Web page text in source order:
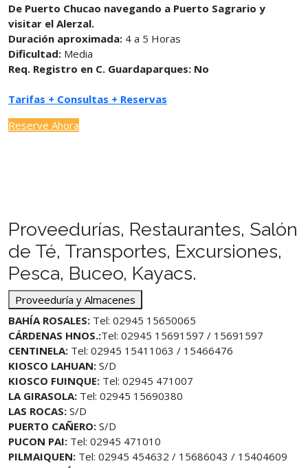
De Puerto Chucao navegando a Puerto Sagrario y
visitar el Alerzal.
Duración aproximada: 4 a 5 Horas
Dificultad: Media
Req. Registro en C. Guardaparques: No
Tarifas + Consultas + Reservas
Reserve Ahora
Proveedurías, Restaurantes, Salón
de Té, Transportes, Excursiones,
Pesca, Buceo, Kayacs.
Proveeduría y Almacenes
BAHÍA ROSALES: Tel: 02945 15650065
CÁRDENAS HNOS.:Tel: 02945 15691597 / 15691597
CENTINELA: Tel: 02945 15411063 / 15466476
KIOSCO LAHUAN: S/D
KIOSCO FUINQUE: Tel: 02945 471007
LA GIRASOLA: Tel: 02945 15690380
LAS ROCAS: S/D
PUERTO CAÑERO: S/D
PUCON PAI: Tel: 02945 471010
PILMAIQUEN: Tel: 02945 454632 / 15686043 / 15404609